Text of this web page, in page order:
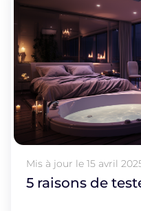
Mis à jour le15 avril
5 raisons de